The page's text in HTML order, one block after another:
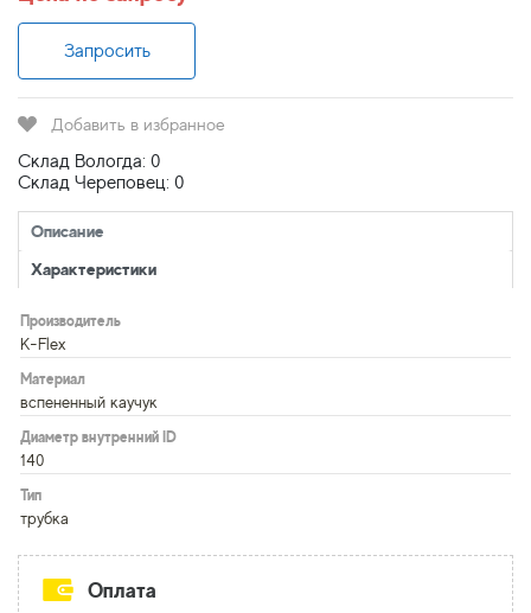
Запросить
Добавить в избранное
Склад Вологда: 0
Склад Череповец: 0
Описание
Характеристики
Производитель
K-Flex
Материал
вспененный каучук
Диаметр внутренний ID
140
Тип
трубка
Оплата